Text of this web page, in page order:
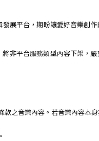
展平台，期盼讓愛好音樂創
非平台服務類型內容下架，
之音樂內容。若音樂內容本